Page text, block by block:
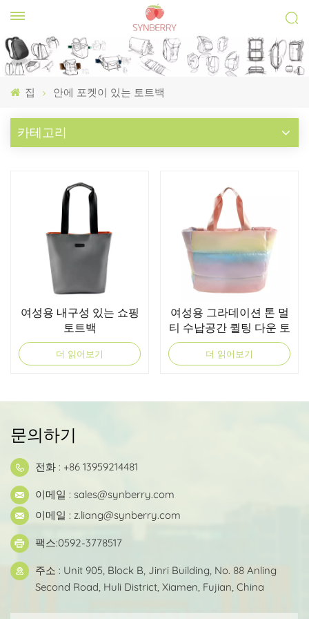
집 안에 포켓이 있는 토트백
카테고리
여성용 내구성 있는 쇼핑
토트백
더 읽어보기
여성용 그라데이션 톤 멀
티 수납공간 퀼팅 다운 토
트백
더 읽어보기
문의하기
전화 : +86 13959214481
이메일 : sales@synberry.com
이메일 : z.liang@synberry.com
팩스:0592-3778517
주소 : Unit 905, Block B, Jinri Building, No. 88 Anling
Second Road, Huli District, Xiamen, Fujian, China